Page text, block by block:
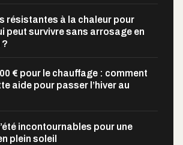
résistantes à la chaleur pour
peut survivre sans arrosage en
?
€ pour le chauffage : comment
aide pour passer l’hiver au
incontournables pour une
plein soleil